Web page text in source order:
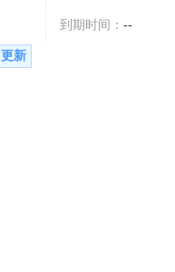
到期时间： --
更新